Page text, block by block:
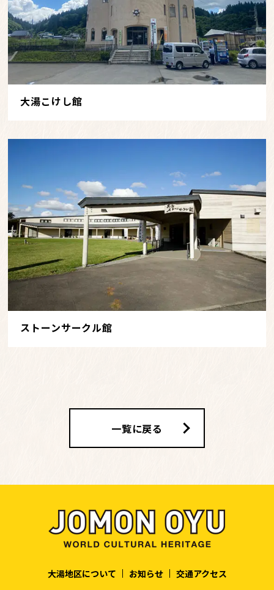
大湯こけし館
ストーンサークル館
一覧に戻る
大湯地区について お知らせ
交通アクセス